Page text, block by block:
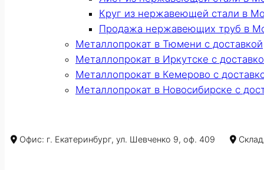
Круг из нержавеющей стали в
Продажа нержавеющих труб в
Металлопрокат в Тюмени с доставкой
Металлопрокат в Иркутске с
Металлопрокат в Кемерово с
Металлопрокат в Новосибирске с
Офис: г. Екатеринбург, ул. Шевченко 9, оф. 409